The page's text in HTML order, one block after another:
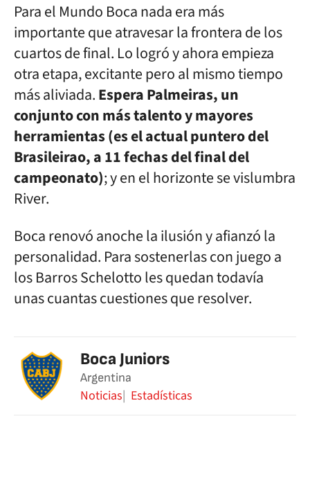
Para el Mundo Boca nada era más
importante que atravesar la frontera de los
cuartos de final. Lo logró y ahora empieza
otra etapa, excitante pero al mismo tiempo
más aliviada.Espera Palmeiras, un
conjunto con más talento y mayores
herramientas (es el actual puntero del
Brasileirao, a 11 fechas del final del
campeonato); y en el horizonte se vislumbra
River.
Boca renovó anoche la ilusión y afianzó la
personalidad. Para sostenerlas con juego a
los Barros Schelotto les quedan todavía
unas cuantas cuestiones que resolver.
Boca Juniors
Argentina
Noticias Estadísticas